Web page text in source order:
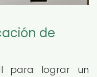
de
para lograr un